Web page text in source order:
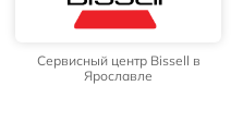
Сервисный центр Bissell в
Ярославле